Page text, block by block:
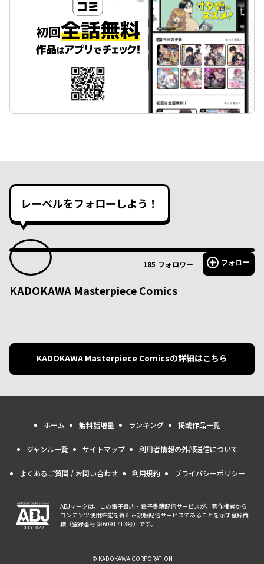
レーベルをフォローしよう！
185 フォロワー フォロー
KADOKAWA Masterpiece Comics
KADOKAWA Masterpiece Comicsの詳細はこちら
ホーム 無料話増量 ランキング 掲載作品一覧
ジャンル一覧 サイトマップ 利用者情報の外部送信について
よくあるご質問 / お問い合わせ 利用規約 プライバシーポリシー
ABJマークは、この電子書店・電子書籍配信サービスが、著作権者から
コンテンツ使用許諾を得た正規版配信サービスであることを示す登録商
標（登録番号 第6091713号）です。
© KADOKAWA CORPORATION